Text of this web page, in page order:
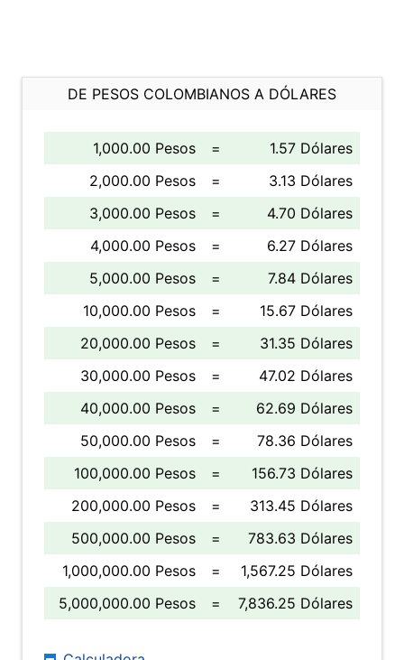
DE PESOS COLOMBIANOS A DÓLARES
1,000.00 Pesos =
1.57 Dólares
2,000.00 Pesos
=
3.13 Dólares
3,000.00 Pesos
=
4.70 Dólares
4,000.00 Pesos
=
6.27 Dólares
5,000.00 Pesos
=
7.84 Dólares
10,000.00 Pesos
=
15.67 Dólares
20,000.00 Pesos
=
31.35 Dólares
30,000.00 Pesos
=
47.02 Dólares
40,000.00 Pesos
=
62.69 Dólares
50,000.00 Pesos
=
78.36 Dólares
100,000.00 Pesos
=
156.73 Dólares
200,000.00 Pesos
=
313.45 Dólares
500,000.00 Pesos
=
783.63 Dólares
1,000,000.00 Pesos
=
1,567.25 Dólares
5,000,000.00 Pesos
= 7,836.25 Dólares